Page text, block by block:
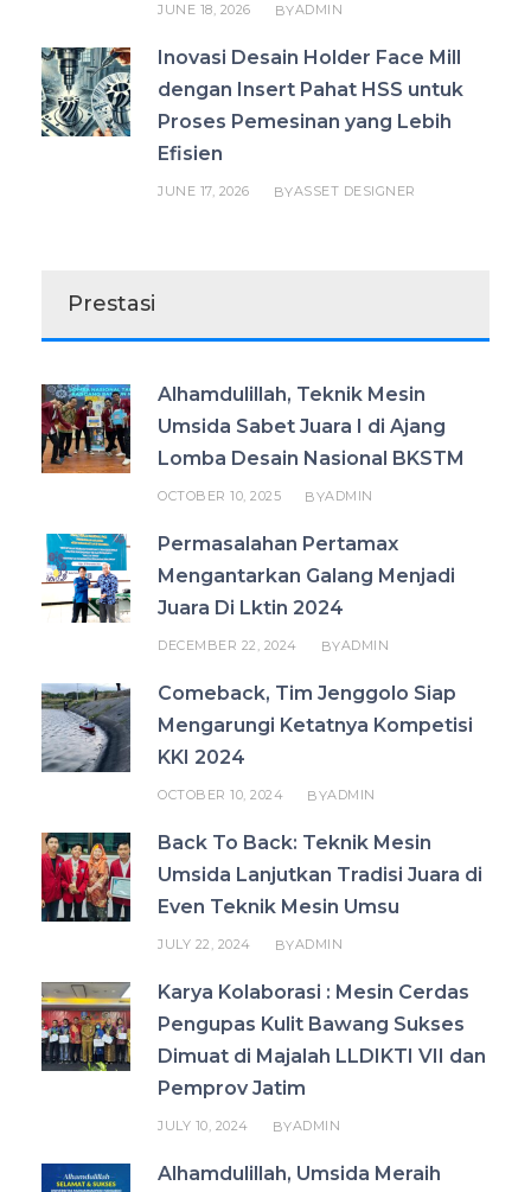
JUNE 18, 2026 BYADMIN
Inovasi Desain Holder Face Mill
dengan Insert Pahat HSS untuk
Proses Pemesinan yang Lebih
Efisien
JUNE 17, 2026 BYASSET DESIGNER
Prestasi
Alhamdulillah, Teknik Mesin
Umsida Sabet Juara I di Ajang
Lomba Desain Nasional BKSTM
OCTOBER 10, 2025 BYADMIN
Permasalahan Pertamax
Mengantarkan Galang Menjadi
Juara Di Lktin 2024
DECEMBER 22, 2024 BYADMIN
Comeback, Tim Jenggolo Siap
Mengarungi Ketatnya Kompetisi
KKI 2024
OCTOBER 10, 2024 BYADMIN
Back To Back: Teknik Mesin
Umsida Lanjutkan Tradisi Juara di
Even Teknik Mesin Umsu
JULY 22, 2024 BYADMIN
Karya Kolaborasi : Mesin Cerdas
Pengupas Kulit Bawang Sukses
Dimuat di Majalah LLDIKTI VII dan
Pemprov Jatim
JULY 10, 2024 BYADMIN
Alhamdulillah, Umsida Meraih